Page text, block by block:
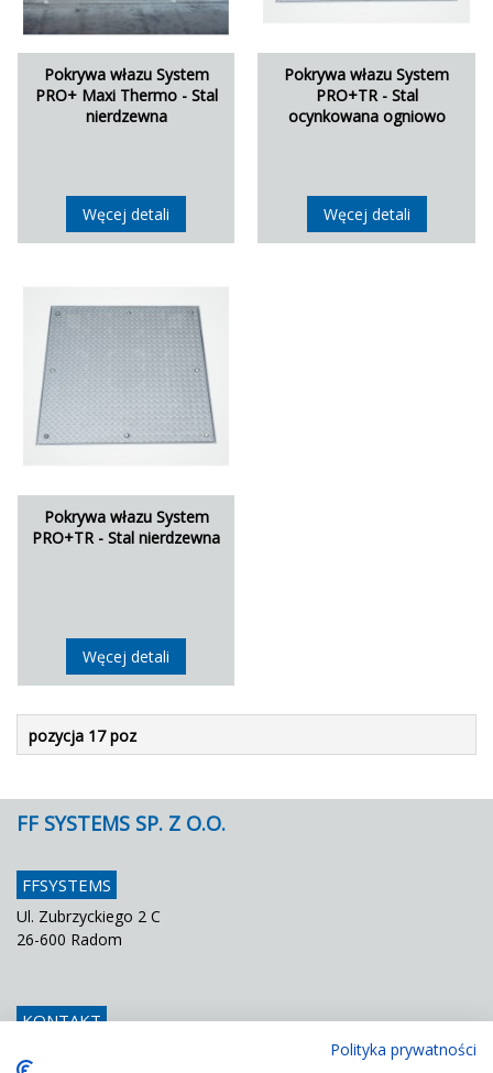
Pokrywa włazu System
PRO+ Maxi Thermo - Stal
nierdzewna
Węcej detali
Pokrywa włazu System
PRO+TR - Stal
ocynkowana ogniowo
Węcej detali
Pokrywa włazu System
PRO+TR - Stal nierdzewna
Węcej detali
pozycja 17 poz
FF SYSTEMS SP. Z O.O.
FFSYSTEMS
Ul. Zubrzyckiego 2 C
26-600 Radom
KONTAKT
Polityka prywatności